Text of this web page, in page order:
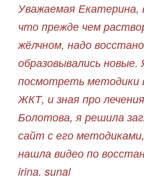
Уважаемая Екатерина,
что прежде чем
жёлчном, надо
образовывались
посмотреть методики
ЖКТ, и зная про
Болотова, я решила
сайт с его
нашла видео по
irina. sunal